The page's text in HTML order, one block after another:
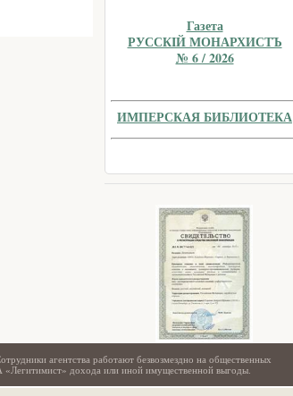
Газета
РУССКIЙ МОНАРХИСТЪ
№ 6 / 2026
ИМПЕРСКАЯ БИБЛИОТЕКА
агентства работают безвозмездно на общественных
дохода или иной имущественной выгоды.